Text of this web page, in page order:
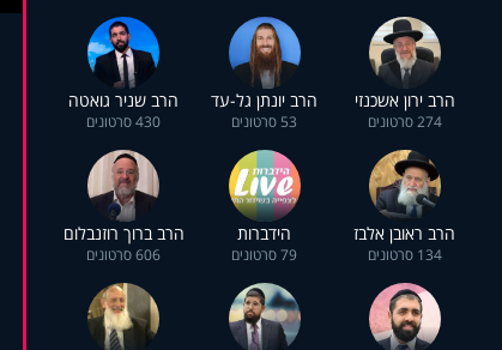
הרב ירון אשכנזי
274 סרטונים
הרב יונתן גל-עד
53 סרטונים
הרב שניר גואטה
430 סרטונים
הרב ראובן אלבז
134 סרטונים
הידברות
79 סרטונים
הרב ברוך רוזנבלום
606 סרטונים